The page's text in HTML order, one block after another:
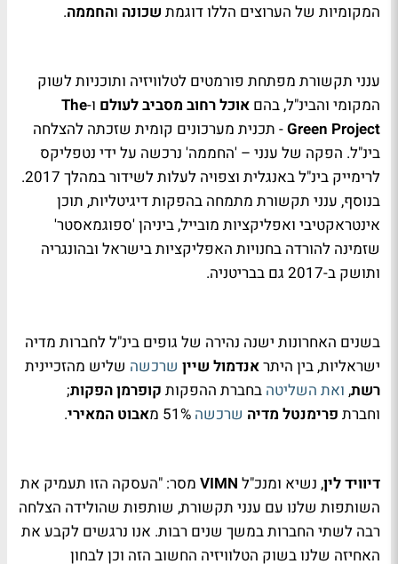
המקומיות של הערוצים הללו דוגמת שכונה והחממה.
ענני תקשורת מפתחת פורמטים לטלוויזיה ותוכניות לשוק
המקומי והבינ"ל, בהם אוכל רחוב מסביב לעולם ו-The
Green Project- תכנית מערכונים קומית שזכתה להצלחה
בינ"ל. הפקה של ענני – 'החממה' נרכשה על ידי נטפליקס
לרימייק בינ"ל באנגלית וצפויה לעלות לשידור במהלך 2017.
בנוסף, ענני תקשורת מתמחה בהפקות דיגיטליות, תוכן
אינטראקטיבי ואפליקציות מובייל, ביניהן 'ספוגמאסטר'
שזמינה להורדה בחנויות האפליקציות בישראל ובהונגריה
ותושק ב-2017 גם בבריטניה.
בשנים האחרונות ישנה נהירה של גופים בינ"ל לחברות מדיה
ישראליות, בין היתראנדמול שיין שרכשה שליש מהזכיינית
רשת, ואת השליטה בחברת ההפקות קופרמן הפקות;
וחברת פרימנטל מדיה שרכשה אבוט המאירי.
דיוויד לין, נשיא ומנכ"ל VIMN מסר: "העסקה הזו תעמיק את
השותפות שלנו עם ענני תקשורת, שותפות שהולידה הצלחה
רבה לשתי החברות במשך שנים רבות. אנו נרגשים לקבע את
האחיזה שלנו בשוק הטלוויזיה החשוב הזה וכן לבחון